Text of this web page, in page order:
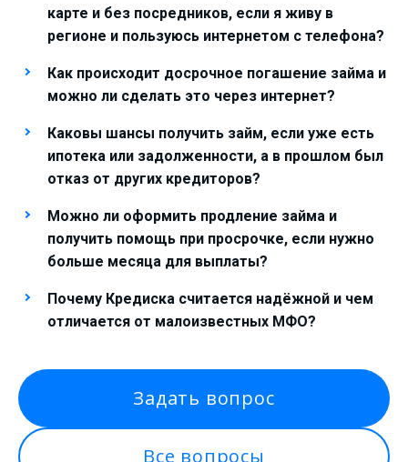
карте и без посредников, если я живу в
регионе и пользуюсь интернетом с телефона?
Как происходит досрочное погашение займа и
можно ли сделать это через интернет?
Каковы шансы получить займ, если уже есть
ипотека или задолженности, а в прошлом был
отказ от других кредиторов?
Можно ли оформить продление займа и
получить помощь при просрочке, если нужно
больше месяца для выплаты?
Почему Кредиска считается надёжной и чем
отличается от малоизвестных МФО?
Задать вопрос
Все вопросы